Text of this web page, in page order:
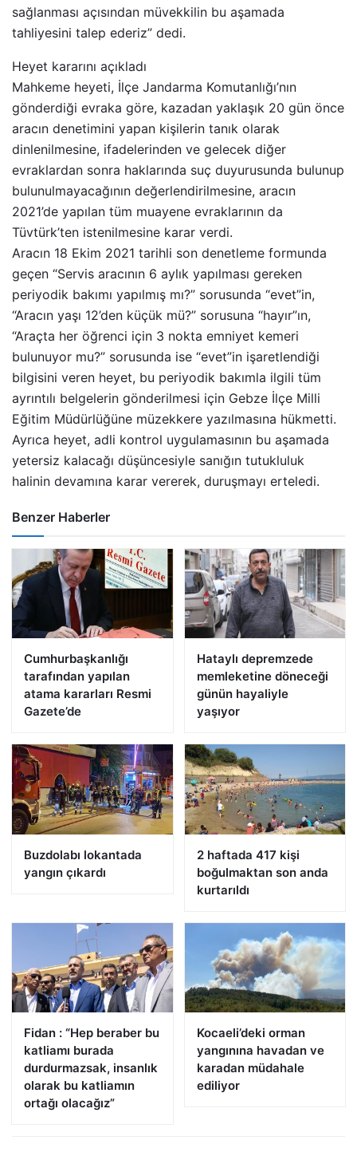
sağlanması açısından müvekkilin bu aşamada
tahliyesini talep ederiz” dedi.
Heyet kararını açıkladı
Mahkeme heyeti, İlçe Jandarma Komutanlığı’nın
gönderdiği evraka göre, kazadan yaklaşık 20 gün önce
aracın denetimini yapan kişilerin tanık olarak
dinlenilmesine, ifadelerinden ve gelecek diğer
evraklardan sonra haklarında suç duyurusunda bulunup
bulunulmayacağının değerlendirilmesine, aracın
2021’de yapılan tüm muayene evraklarının da
Tüvtürk’ten istenilmesine karar verdi.
Aracın 18 Ekim 2021 tarihli son denetleme formunda
geçen “Servis aracının 6 aylık yapılması gereken
periyodik bakımı yapılmış mı?” sorusunda “evet”in,
“Aracın yaşı 12’den küçük mü?” sorusuna “hayır”ın,
“Araçta her öğrenci için 3 nokta emniyet kemeri
bulunuyor mu?” sorusunda ise “evet”in işaretlendiği
bilgisini veren heyet, bu periyodik bakımla ilgili tüm
ayrıntılı belgelerin gönderilmesi için Gebze İlçe Milli
Eğitim Müdürlüğüne müzekkere yazılmasına hükmetti.
Ayrıca heyet, adli kontrol uygulamasının bu aşamada
yetersiz kalacağı düşüncesiyle sanığın tutukluluk
halinin devamına karar vererek, duruşmayı erteledi.
Benzer Haberler
Cumhurbaşkanlığı
tarafından yapılan
atama kararları Resmi
Gazete’de
Hataylı depremzede
memleketine döneceği
günün hayaliyle
yaşıyor
Buzdolabı lokantada
yangın çıkardı
2 haftada 417 kişi
boğulmaktan son anda
kurtarıldı
Fidan : “Hep beraber bu
katliamı burada
durdurmazsak, insanlık
olarak bu katliamın
ortağı olacağız”
Kocaeli’deki orman
yangınına havadan ve
karadan müdahale
ediliyor